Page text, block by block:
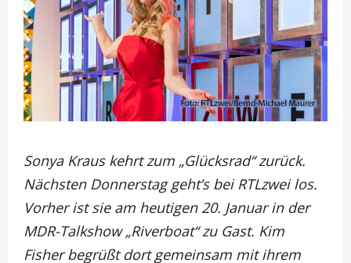
Sonya Kraus kehrt zum „Glücksrad“ zurück.
Nächsten Donnerstag geht’s bei RTLzwei los.
Vorher ist sie am heutigen 20. Januar in der
MDR-Talkshow „Riverboat“ zu Gast. Kim
Fisher begrüßt dort gemeinsam mit ihrem